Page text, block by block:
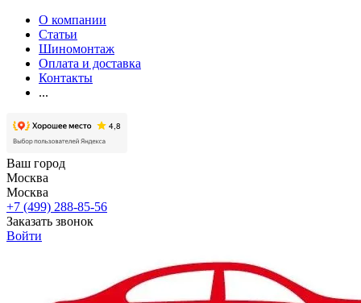
О компании
Статьи
Шиномонтаж
Оплата и доставка
Контакты
...
Ваш город
Москва
Москва
+7 (499) 288-85-56
Заказать звонок
Войти